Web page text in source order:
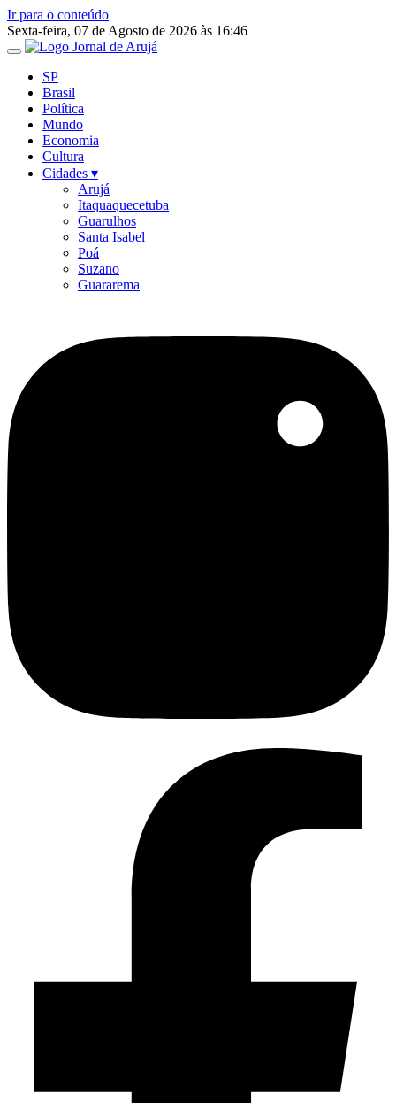
Ir para o conteúdo
Sexta-feira, 07 de Agosto de 2026 às 16:46
SP
Brasil
Política
Mundo
Economia
Cultura
Cidades ▾
Arujá
Itaquaquecetuba
Guarulhos
Santa Isabel
Poá
Suzano
Guararema